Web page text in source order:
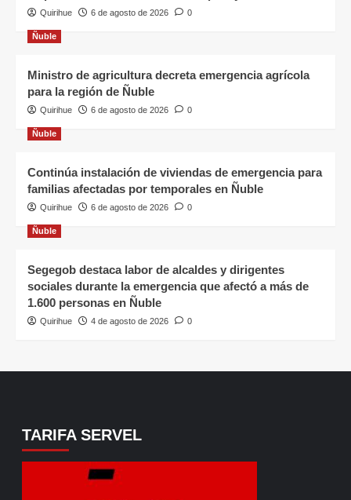
Quirihue 6 de agosto de 2026 0
Ñuble
Ministro de agricultura decreta emergencia agrícola
para la región de Ñuble
Quirihue 6 de agosto de 2026 0
Ñuble
Continúa instalación de viviendas de emergencia para
familias afectadas por temporales en Ñuble
Quirihue 6 de agosto de 2026 0
Ñuble
Segegob destaca labor de alcaldes y dirigentes
sociales durante la emergencia que afectó a más de
1.600 personas en Ñuble
Quirihue 4 de agosto de 2026 0
TARIFA SERVEL